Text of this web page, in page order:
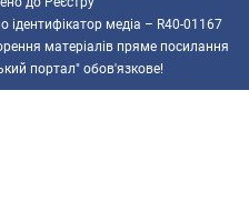
ідентифікатор медіа – R40-01167
матеріалів пряме посилання
портал" обов'язкове!